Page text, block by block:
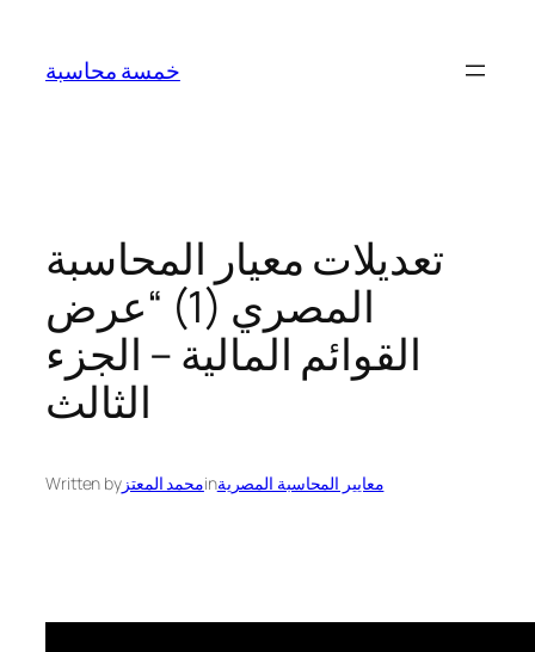
content
خمسة محاسبة
تعديلات معيار المحاسبة
المصري (1) “عرض
القوائم المالية – الجزء
الثالث
Written by محمد المعتزinمعايير المحاسبة المصرية